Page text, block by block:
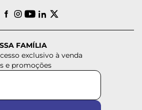
FAMÍLIA
exclusivo à venda
e promoções